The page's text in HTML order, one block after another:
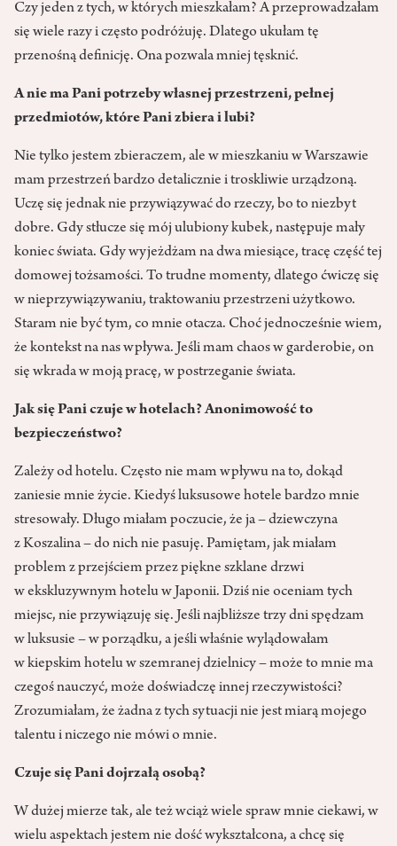
Czy jeden z tych, w których mieszkałam? A przeprowadzałam
się wiele razy i często podróżuję. Dlatego ukułam tę
przenośną definicję. Ona pozwala mniej tęsknić.
A nie ma Pani potrzeby własnej przestrzeni, pełnej
przedmiotów, które Pani zbiera i lubi?
Nie tylko jestem zbieraczem, ale w mieszkaniu w Warszawie
mam przestrzeń bardzo detalicznie i troskliwie urządzoną.
Uczę się jednak nie przywiązywać do rzeczy, bo to niezbyt
dobre. Gdy stłucze się mój ulubiony kubek, następuje mały
koniec świata. Gdy wyjeżdżam na dwa miesiące, tracę część tej
domowej tożsamości. To trudne momenty, dlatego ćwiczę się
w nieprzywiązywaniu, traktowaniu przestrzeni użytkowo.
Staram nie być tym, co mnie otacza. Choć jednocześnie wiem,
że kontekst na nas wpływa. Jeśli mam chaos w garderobie, on
się wkrada w moją pracę, w postrzeganie świata.
Jak się Pani czuje w hotelach? Anonimowość to
bezpieczeństwo?
Zależy od hotelu. Często nie mam wpływu na to, dokąd
zaniesie mnie życie. Kiedyś luksusowe hotele bardzo mnie
stresowały. Długo miałam poczucie, że ja – dziewczyna
z Koszalina – do nich nie pasuję. Pamiętam, jak miałam
problem z przejściem przez piękne szklane drzwi
w ekskluzywnym hotelu w Japonii. Dziś nie oceniam tych
miejsc, nie przywiązuję się. Jeśli najbliższe trzy dni spędzam
w luksusie – w porządku, a jeśli właśnie wylądowałam
w kiepskim hotelu w szemranej dzielnicy – może to mnie ma
czegoś nauczyć, może doświadczę innej rzeczywistości?
Zrozumiałam, że żadna z tych sytuacji nie jest miarą mojego
talentu i niczego nie mówi o mnie.
Czuje się Pani dojrzałą osobą?
W dużej mierze tak, ale też wciąż wiele spraw mnie ciekawi, w
wielu aspektach jestem nie dość wykształcona, a chcę się